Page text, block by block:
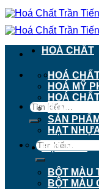
Chuyển
đến
nội
911 - 913
Hồ Chí
Tìm
kiếm:
Tìm
kiếm:
HOÁ CHẤT
HOÁ
HOÁ MỸ
HOÁ
HOÁ
SẢN
HẠT
BỘT MÀU
BỘT MÀU
BỘT MÀU